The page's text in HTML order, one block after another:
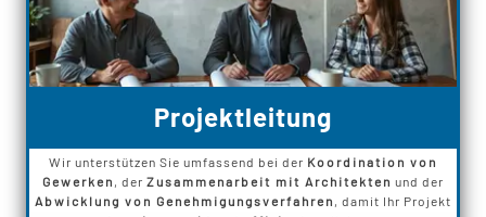
Projektleitung
Wir unterstützen Sie umfassend bei der Koordination von
Gewerken , der Zusammenarbeit mit Architekten und der
Abwicklung von Genehmigungsverfahren , damit Ihr Projekt